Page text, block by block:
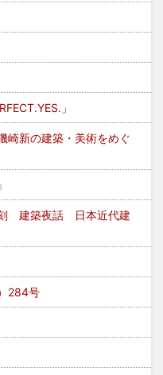
」
崎新の建築・美術をめぐ
刻 建築夜話 日本近代建
284号